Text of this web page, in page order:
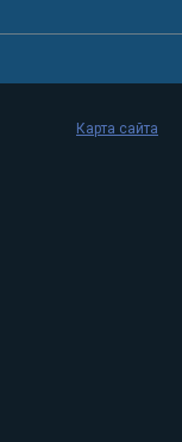
Карта сайта